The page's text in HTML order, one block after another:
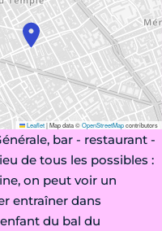
Leaflet|Map data ©OpenStreetMapcontributors
bar - restaurant -
de tous les possibles :
on peut voir un
entraîner dans
du bal du